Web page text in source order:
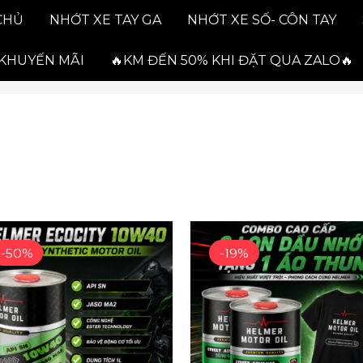
NHỚT XE TAY GA NHỚT XE SỐ- CÔN TAY
MÃI 🔥KM ĐẾN 50% KHI ĐẶT QUA ZALO🔥
-50%
Giá
gốc
438,000₫.
Giá
hiện
tại
là:
219,000₫.
-19%
Giá
gốc
là:
594,000₫.